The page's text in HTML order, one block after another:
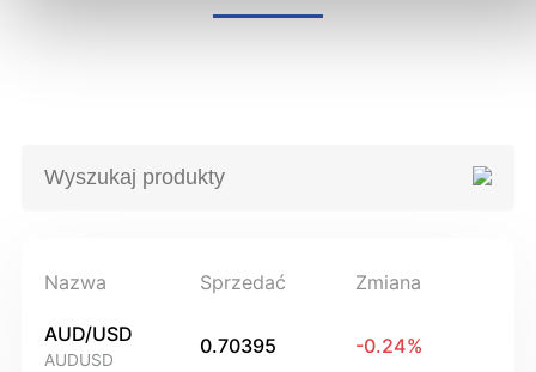
Nazwa Sprzedać Zmiana
AUD/USD
AUDUSD
0.70395 -0.24%